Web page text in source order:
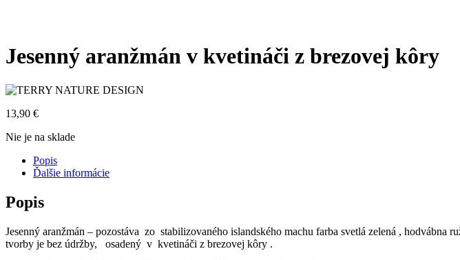
Jesenný aranžmán v kvetináči z brezovej kôry
13,90 €
Nie je na sklade
Popis
Ďalšie informácie
Popis
Jesenný aranžmán – pozostáva zo stabilizovaného islandského machu farba svetlá zelená ,
tvorby je bez údržby, osadený v kvetináči z brezovej kôry .